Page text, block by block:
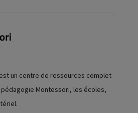
un centre de ressources complet
Montessori, les écoles,